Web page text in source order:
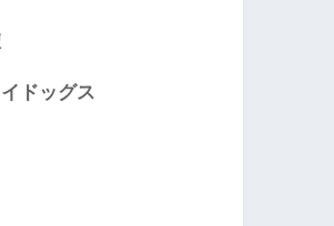
ドッグス